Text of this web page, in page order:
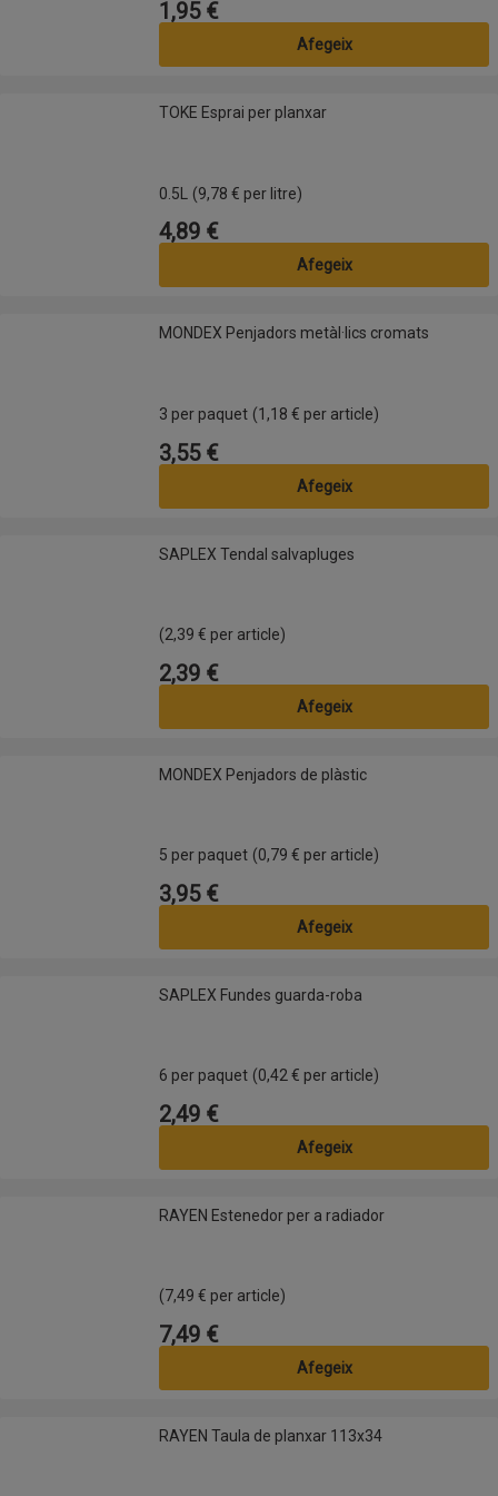
Preu
1,95 €
Afegeix
TOKE Esprai per planxarTOKE Esprai per planxar
0.5L (9,78 € per litre)
Preu
4,89 €
Afegeix
MONDEX Penjadors metàl·lics cromatsMONDEX Penjadors metàl·lics cromats
3 per paquet (1,18 € per article)
Preu
3,55 €
Afegeix
SAPLEX Tendal salvaplugesSAPLEX Tendal salvapluges
(2,39 € per article)
Preu
2,39 €
Afegeix
MONDEX Penjadors de plàsticMONDEX Penjadors de plàstic
5 per paquet (0,79 € per article)
Preu
3,95 €
Afegeix
SAPLEX Fundes guarda-robaSAPLEX Fundes guarda-roba
6 per paquet (0,42 € per article)
Preu
2,49 €
Afegeix
RAYEN Estenedor per a radiadorRAYEN Estenedor per a radiador
(7,49 € per article)
Preu
7,49 €
Afegeix
RAYEN Taula de planxar 113x34RAYEN Taula de planxar 113x34